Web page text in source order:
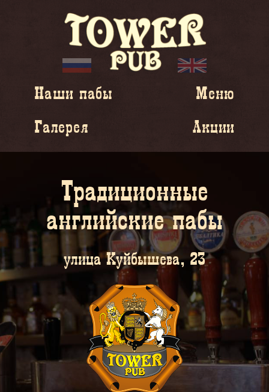
Наши пабы
Меню
Акции
Галерея
Традиционные
английские пабы
улица Куйбышева, 23